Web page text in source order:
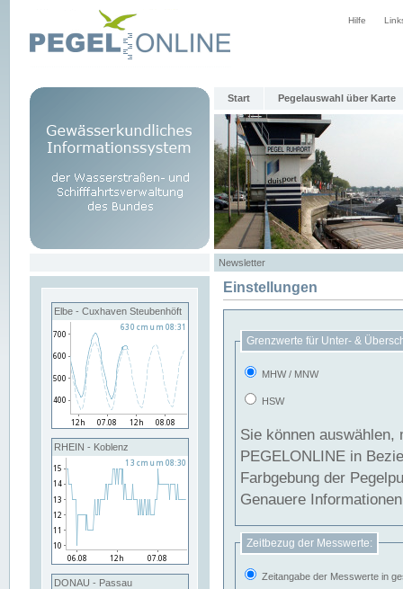
Hilfe
Start Pegelauswahl über Karte
Newsletter
Elbe - Cuxhaven Steubenhöft
RHEIN - Koblenz
DONAU - Passau
Einstellungen
Grenzwerte für Unter- &
MHW / MNW
HSW
Sie können
PEGELONLINE in Beziehung
Farbgebung der
Genauere
Zeitbezug der Messwerte:
Zeitangabe der Messwerte in